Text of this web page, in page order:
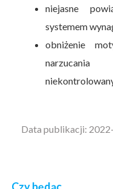
niejasne
systemem
obniżenie
Data publikacji: